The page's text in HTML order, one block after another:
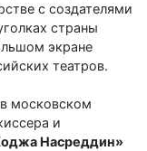
с создателями
страны
экране
театров.
московском
и
Насреддин»